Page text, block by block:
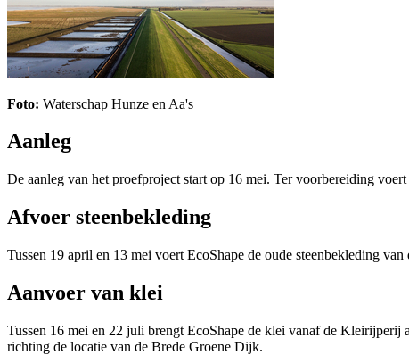
Foto: Waterschap Hunze en Aa's
Aanleg
De aanleg van het proefproject start op 16 mei. Ter voorbereiding
Afvoer steenbekleding
Tussen 19 april en 13 mei voert EcoShape de oude steenbekleding
Aanvoer van klei
Tussen 16 mei en 22 juli brengt EcoShape de klei vanaf de
richting de locatie van de Brede Groene Dijk.